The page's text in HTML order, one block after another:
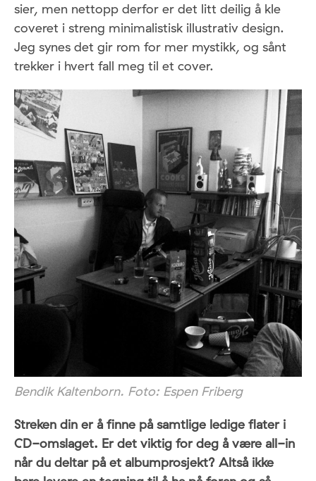
sier, men nettopp derfor er det litt deilig å kle
coveret i streng minimalistisk illustrativ design.
Jeg synes det gir rom for mer mystikk, og sånt
trekker i hvert fall meg til et cover.
Bendik Kaltenborn. Foto: Espen Friberg
Streken din er å finne på samtlige ledige flater i
CD-omslaget. Er det viktig for deg å være all-in
når du deltar på et albumprosjekt? Altså ikke